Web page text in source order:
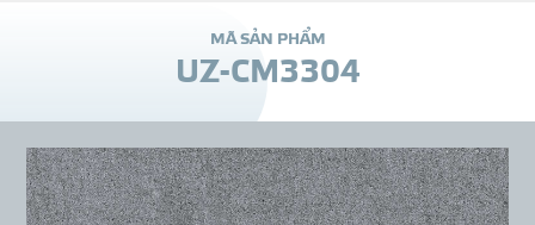
KÊNH PHÂN
THƯ
MÃ SẢN PHẨM
UZ-CM3304